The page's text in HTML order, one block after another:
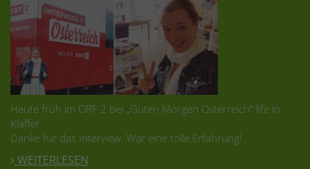
Heute früh im ORF 2 bei „Guten Morgen Österreich“ life in
Klaffer.
Danke für das Interview. War eine tolle Erfahrung!
WEITERLESEN